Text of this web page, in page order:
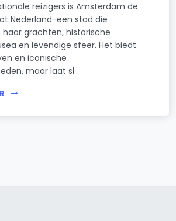
reizigers is Amsterdam de
Nederland-een stad die
grachten, historische
en levendige sfeer. Het biedt
en iconische
maar laat sl